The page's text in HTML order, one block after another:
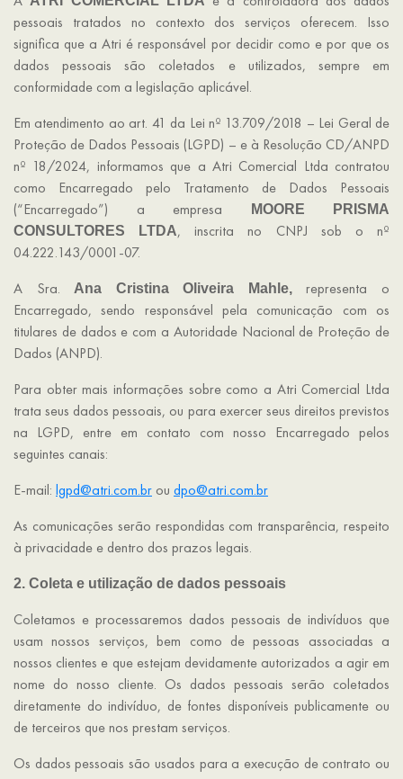
pessoais tratados no contexto dos serviços oferecem. Isso
significa que a Atri é responsável por decidir como e por que os
dados pessoais são coletados e utilizados, sempre em
conformidade com a legislação aplicável.
Em atendimento ao art. 41 da Lei nº 13.709/2018 – Lei Geral de
Proteção de Dados Pessoais (LGPD) – e à Resolução CD/ANPD
nº 18/2024, informamos que a Atri Comercial Ltda contratou
como Encarregado pelo Tratamento de Dados Pessoais
(“Encarregado”) a empresa
MOORE PRISMA
CONSULTORES LTDA, inscrita no CNPJ sob o nº
04.222.143/0001-07.
A Sra.Ana Cristina Oliveira Mahle,representa o
Encarregado, sendo responsável pela comunicação com os
titulares de dados e com a Autoridade Nacional de Proteção de
Dados (ANPD).
Para obter mais informações sobre como a Atri Comercial Ltda
trata seus dados pessoais, ou para exercer seus direitos previstos
na LGPD, entre em contato com nosso Encarregado pelos
seguintes canais:
E-mail: lgpd@atri.com.br ou dpo@atri.com.br
As comunicações serão respondidas com transparência, respeito
à privacidade e dentro dos prazos legais.
2. Coleta e utilização de dados pessoais
Coletamos e processaremos dados pessoais de indivíduos que
usam nossos serviços, bem como de pessoas associadas a
nossos clientes e que estejam devidamente autorizados a agir em
nome do nosso cliente. Os dados pessoais serão coletados
diretamente do indivíduo, de fontes disponíveis publicamente ou
de terceiros que nos prestam serviços.
Os dados pessoais são usados ​​para a execução de contrato ou